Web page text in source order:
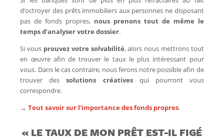
d’octroyer des prêts immobiliers aux personnes ne disposant
pas de fonds propres, nous prenons tout de même le
temps d’analyser votre dossier.
Si vous prouvez votre solvabilité, alors nous mettrons tout
en œuvre afin de trouver le taux le plus intéressant pour
vous. Dans le cas contraire, nous ferons notre possible afin de
trouver dessolutions créativesqui pourront vous
correspondre.
→Tout savoir sur l’importance des fonds propres.
« LE TAUX DE MON PRÊT EST-IL FIGÉ